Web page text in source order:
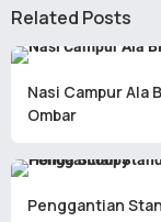
Related Posts
Nasi Campur Ala
Ombar
Penggantian